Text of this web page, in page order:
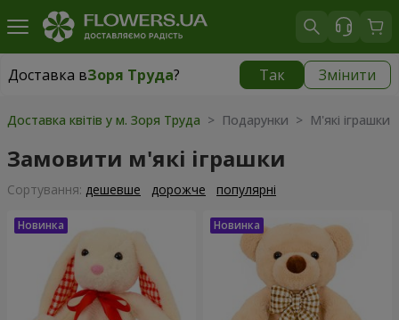
Доставка вЗоря Труда? Так Змінити
Доставка вЗоря Труда| безкоштовно
Доставка квітів у м. Зоря Труда > Подарунки > М'які іграшки
Замовити м'які іграшки
Сортування: дешевше дорожче популярні